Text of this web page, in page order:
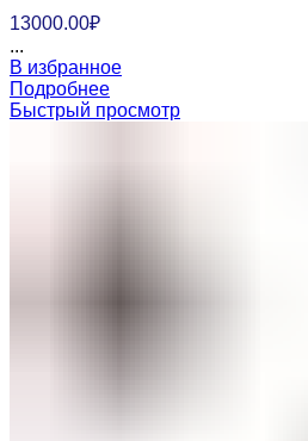
13000.00₽
...
В избранное
Подробнее
Быстрый просмотр